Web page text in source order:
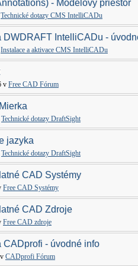
- Modelový priestor
Technické dotazy CMS IntelliCADu
DWDRAFT IntelliCADu -
Instalace a aktivace CMS IntelliCADu
v Free CAD Fórum
Technické dotazy DraftSight
jazyka
Technické dotazy DraftSight
CAD Systémy
Free CAD Systémy
CAD Zdroje
Free CAD zdroje
CADprofi - úvodné info
CADprofi Fórum